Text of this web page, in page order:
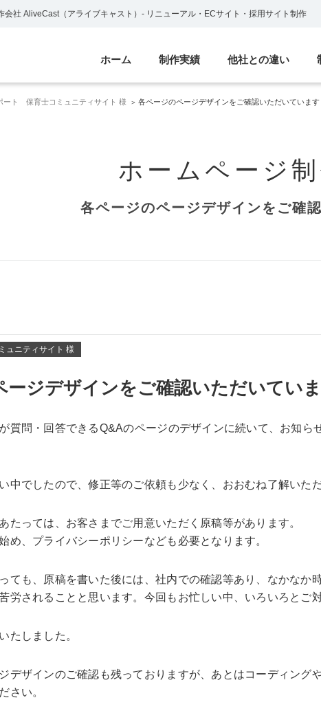
会社AliveCast（アライブキャスト）- リニューアル・ECサイト・採用サイト制作
ホーム 制作実績 他社との違い
ート 保育士コミュニティサイト 様 各ページのページデザインをご確認いただいています
ホームページ
各ページのページデザインをご確
ュニティサイト 様
ージデザインをご確認いただいてい
質問・回答できるQ&Aのページのデザインに続いて、お知
中でしたので、修正等のご依頼も少なく、おおむね了解いた
たっては、お客さまでご用意いただく原稿等があります。
め、プライバシーポリシーなども必要となります。
ても、原稿を書いた後には、社内での確認等あり、なかな
労されることと思います。今回もお忙しい中、いろいろとご
たしました。
デザインのご確認も残っておりますが、あとはコーディング
さい。